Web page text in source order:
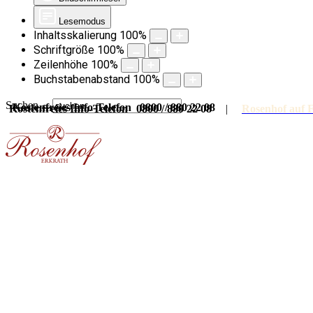
Lesemodus
Inhaltsskalierung 100%
Schriftgröße 100%
Zeilenhöhe 100%
Buchstabenabstand 100%
Suchen ...
Kostenfreies Info-Telefon 0800 / 880 22 08| Rosenhof auf
Kostenfreies Info-Telefon 0800 / 880 22 08